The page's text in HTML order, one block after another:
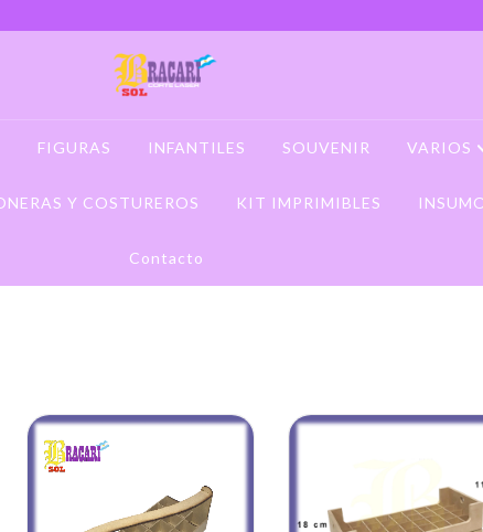
FIGURAS INFANTILES SOUVENIR VARIOS
Y COSTUREROS KIT IMPRIMIBLES
Contacto